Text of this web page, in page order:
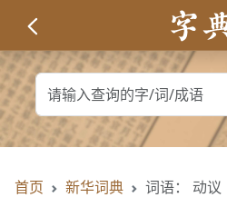
首页 新华词典 词语： 动议